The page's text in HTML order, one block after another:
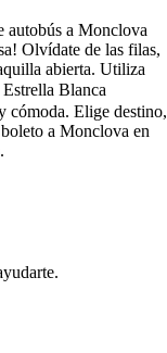
autobús a Monclova
Olvídate de las filas,
abierta. Utiliza
Blanca
cómoda. Elige destino,
a Monclova en